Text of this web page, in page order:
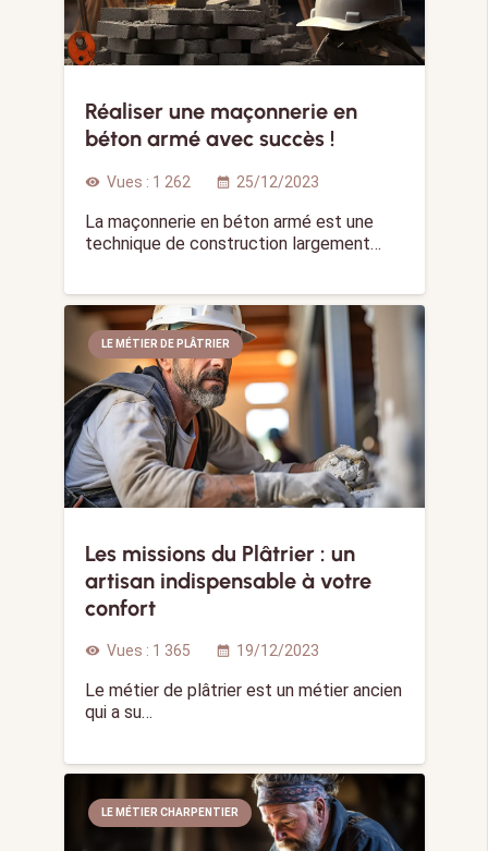
Réaliser une maçonnerie en
béton armé avec succès !
visibility Vues : 1 262 calendar_month 25/12/2023
La maçonnerie en béton armé est une
technique de construction largement…
LE MÉTIER DE PLÂTRIER
Les missions du Plâtrier : un
artisan indispensable à votre
confort
visibility Vues : 1 365 calendar_month 19/12/2023
Le métier de plâtrier est un métier ancien
qui a su…
LE MÉTIER CHARPENTIER